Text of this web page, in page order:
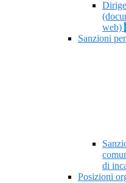
web)
Sanzioni
di
Posizioni